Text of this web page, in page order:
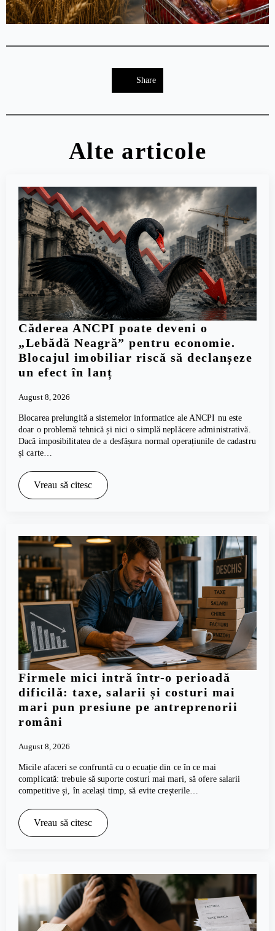
Share
Alte articole
Căderea ANCPI poate deveni o
„Lebădă Neagră” pentru economie.
Blocajul imobiliar riscă să declanșeze
un efect în lanț
August 8, 2026
Blocarea prelungită a sistemelor informatice ale ANCPI nu este
doar o problemă tehnică și nici o simplă neplăcere administrativă.
Dacă imposibilitatea de a desfășura normal operațiunile de cadastru
și carte…
Vreau să citesc
Firmele mici intră într-o perioadă
dificilă: taxe, salarii și costuri mai
mari pun presiune pe antreprenorii
români
August 8, 2026
Micile afaceri se confruntă cu o ecuație din ce în ce mai
complicată: trebuie să suporte costuri mai mari, să ofere salarii
competitive și, în același timp, să evite creșterile…
Vreau să citesc